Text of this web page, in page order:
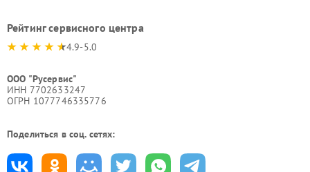
Рейтинг сервисного центра
4.9-5.0
ООО "Русервис"
ИНН 7702633247
ОГРН 1077746335776
Поделиться в соц. сетях: